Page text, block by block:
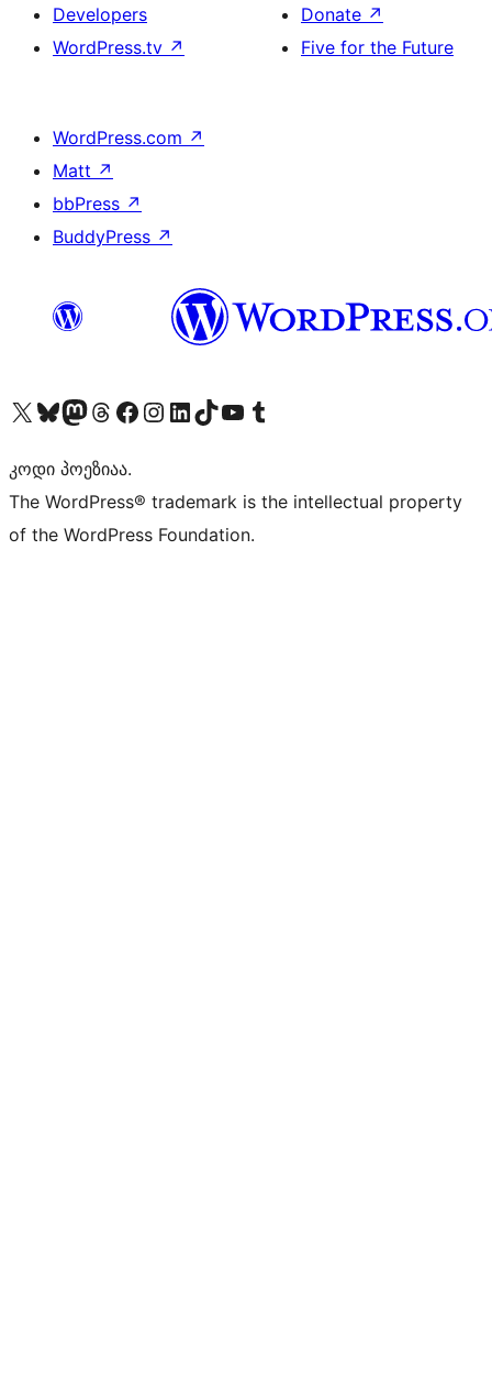
Developers
WordPress.tv ↗
Donate ↗
Five for the Future
WordPress.com ↗
Matt ↗
bbPress ↗
BuddyPress ↗
Visit our X (formerly Twitter) account
Visit our Bluesky account
Visit our Mastodon account
Visit our Threads account
Visit our Facebook page
Visit our Instagram account
Visit our LinkedIn account
Visit our TikTok account
Visit our YouTube channel
Visit our Tumblr account
კოდი პოეზიაა.
The WordPress® trademark is the intellectual property
of the WordPress Foundation.